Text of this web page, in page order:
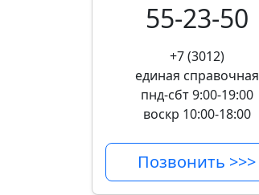
55-23-50
+7 (3012)
единая справочная
пнд-сбт 9:00-19:00
воскр 10:00-18:00
Позвонить >>>